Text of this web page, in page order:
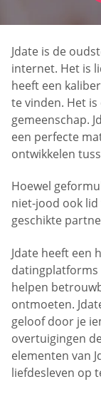
Jdate is de
internet. Het is
heeft een
te vinden. Het
gemeenschap.
een perfecte
ontwikkelen
Hoewel
niet-jood ook
geschikte
Jdate heeft een
datingplatforms
helpen
ontmoeten.
geloof door je
overtuigingen
elementen van
liefdesleven op